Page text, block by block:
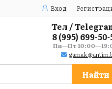
Вход
Тел /
8 (995) 699-50-
Пн—Пт
Найти